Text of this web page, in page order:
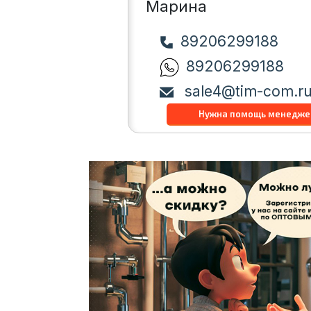
Марина
89206299188
89206299188
sale4@tim-